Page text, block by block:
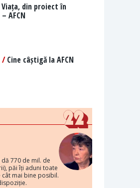
Viața, din proiect în
AFCN
/Cine câștigă la AFCN
770 de mil. de
păi îți aduni toate
cât mai bine posibil.